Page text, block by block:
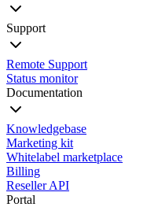
Support
Remote Support
Status monitor
Documentation
Knowledgebase
Marketing kit
Whitelabel marketplace
Billing
Reseller API
Portal